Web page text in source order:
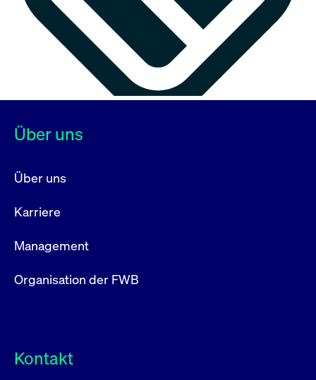
Über uns
Über uns
Karriere
Management
Organisation der FWB
Kontakt